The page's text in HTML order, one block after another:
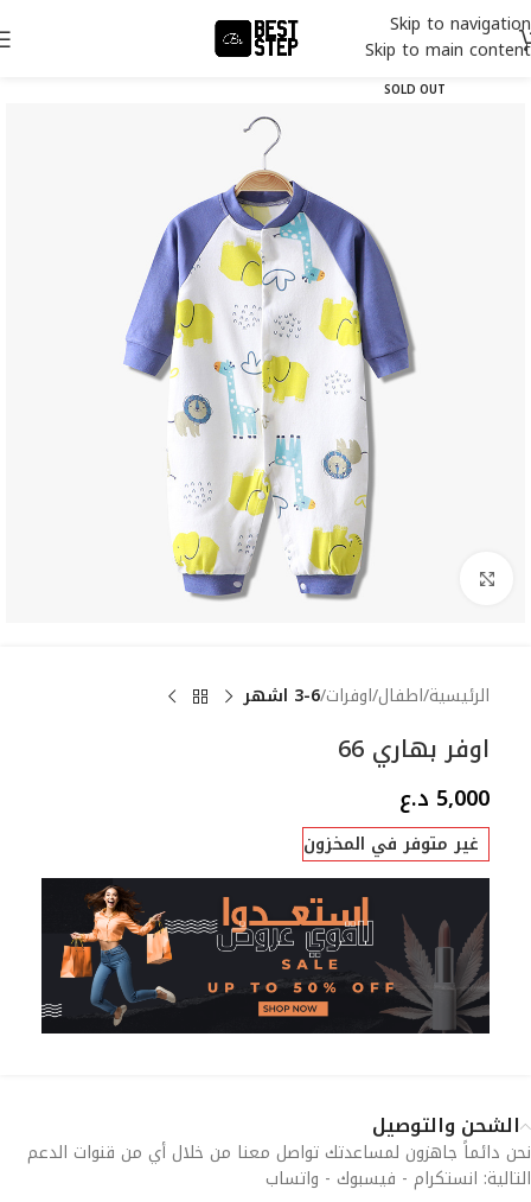
Skip to navigation
Skip to main content
SOLD OUT
Click to enlarge
الرئيسية اطفال اوفرات 3-6 اشهر
اوفر بهاري 66
5,000 د.ع
غير متوفر في المخزون
الشحن والتوصيل
نحن دائماً جاهزون لمساعدتك تواصل معنا من خلال أي من قنوات الدعم
التالية: انستكرام - فيسبوك - واتساب